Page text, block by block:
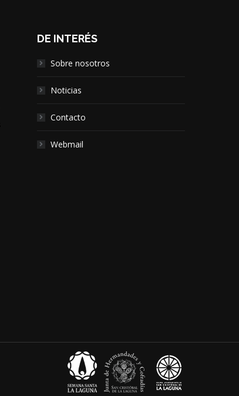
DE INTERÉS
Sobre nosotros
Noticias
Contacto
Webmail